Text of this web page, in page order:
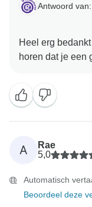
Antwoord van:
Heel erg
A
Rae
5,0
Automatisch
Beoordeel deze